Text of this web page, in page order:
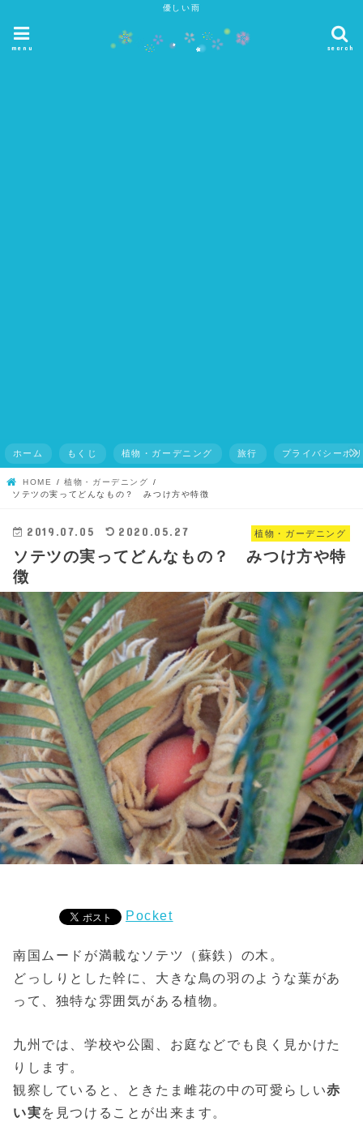
優しい雨
search
menu
ホーム もくじ 植物・ガーデニング 旅行 プライバシーポ
HOME
植物・ガーデニング
ソテツの実ってどんなもの？ みつけ方や特徴
植物・ガーデニング
2019.07.05 2020.05.27
ソテツの実ってどんなもの？ みつけ方や特
徴
Pocket
南国ムードが満載なソテツ（蘇鉄）の木。
どっしりとした幹に、大きな鳥の羽のような葉があ
って、独特な雰囲気がある植物。
九州では、学校や公園、お庭などでも良く見かけた
りします。
観察していると、ときたま雌花の中の可愛らしい赤
い実を見つけることが出来ます。